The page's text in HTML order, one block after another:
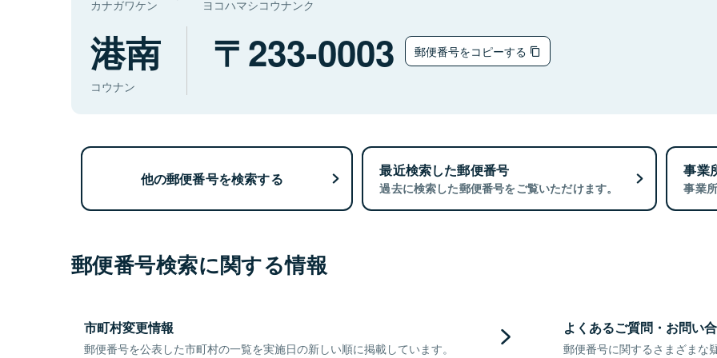
カナガワケン ヨコハマシコウナンク
港南
コウナン
233-0003 郵便番号をコピーする
他の郵便番号を検索する 最近検索した郵便番号
過去に検索した郵便番号をご覧いただけます。
事業
事業
郵便番号検索に関する情報
市町村変更情報
郵便番号を公表した市町村の一覧を実施日の新しい順に掲載しています。
よくあるご質問・お問い
郵便番号に関するさまざまな